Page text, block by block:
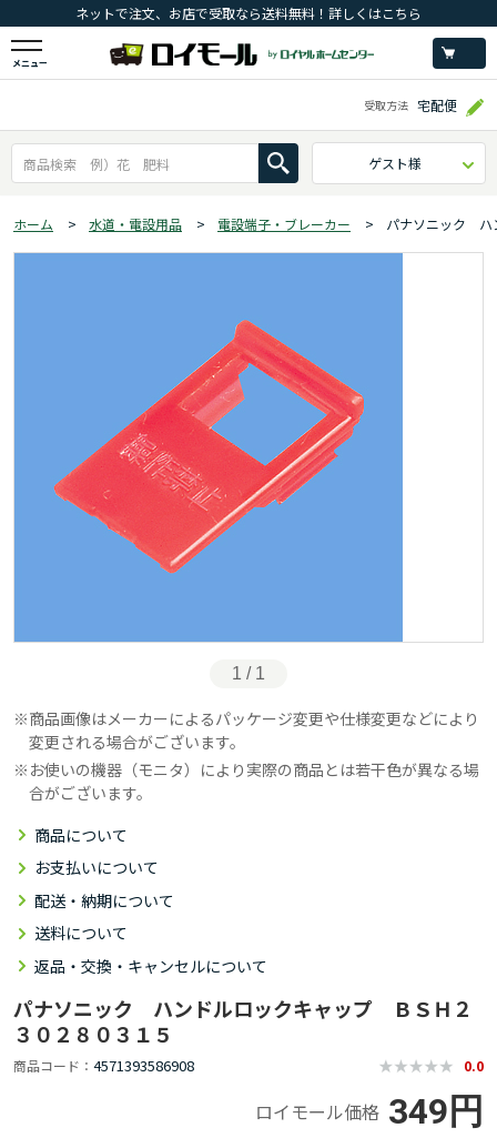
ネットで注文、お店で受取なら送料無料！詳しくはこちら
メニュー
受取方法 宅配便
ゲスト様
ホーム > 水道・電設用品 > 電設端子・ブレーカー > パナソニック ハ
1 / 1
商品画像はメーカーによるパッケージ変更や仕様変更などにより
変更される場合がございます。
お使いの機器（モニタ）により実際の商品とは若干色が異なる場
合がございます。
商品について
お支払いについて
配送・納期について
送料について
返品・交換・キャンセルについて
パナソニック ハンドルロックキャップ ＢＳＨ２
３０２８０３１５
商品コード 4571393586908 0.0
ロイモール価格 349円